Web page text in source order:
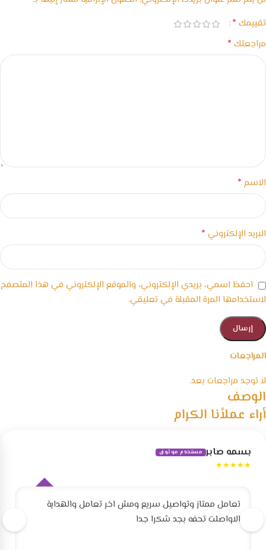
المراجعات
لا توجد مراجعات بعد.
تقييمك *
مراجعتك *
الاسم *
البريد الإلكتروني *
احفظ اسمي، بريدي الإلكتروني، والموقع الإلكتروني في هذا المتصفح
لاستخدامها المرة المقبلة في تعليقي.
الوصف
أراء عملأنا الكرام
بسمه صابر مستخدم موثوق
★★★★★
تعامل ممتاز وتواصيل سريع ومش اخر تعامل والهداية
الاواصلت تحفه بجد شكرا جدا